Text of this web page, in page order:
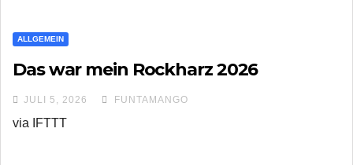
ALLGEMEIN
Das war mein Rockharz 2026
JULI 5, 2026 FUNTAMANGO
via IFTTT